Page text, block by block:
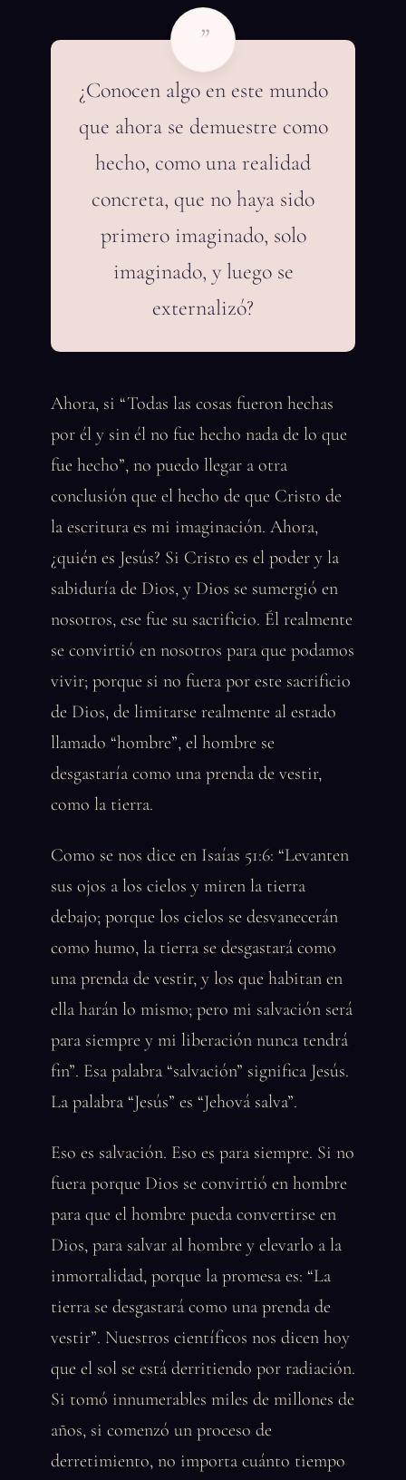
”
¿Conocen algo en este mundo
que ahora se demuestre como
hecho, como una realidad
concreta, que no haya sido
primero imaginado, solo
imaginado, y luego se
externalizó?
Ahora, si “Todas las cosas fueron hechas
por él y sin él no fue hecho nada de lo que
fue hecho”, no puedo llegar a otra
conclusión que el hecho de que Cristo de
la escritura es mi imaginación. Ahora,
¿quién es Jesús? Si Cristo es el poder y la
sabiduría de Dios, y Dios se sumergió en
nosotros, ese fue su sacrificio. Él realmente
se convirtió en nosotros para que podamos
vivir; porque si no fuera por este sacrificio
de Dios, de limitarse realmente al estado
llamado “hombre”, el hombre se
desgastaría como una prenda de vestir,
como la tierra.
Como se nos dice en Isaías 51:6: “Levanten
sus ojos a los cielos y miren la tierra
debajo; porque los cielos se desvanecerán
como humo, la tierra se desgastará como
una prenda de vestir, y los que habitan en
ella harán lo mismo; pero mi salvación será
para siempre y mi liberación nunca tendrá
fin”. Esa palabra “salvación” significa Jesús.
La palabra “Jesús” es “Jehová salva”.
Eso es salvación. Eso es para siempre. Si no
fuera porque Dios se convirtió en hombre
para que el hombre pueda convertirse en
Dios, para salvar al hombre y elevarlo a la
inmortalidad, porque la promesa es: “La
tierra se desgastará como una prenda de
vestir”. Nuestros científicos nos dicen hoy
que el sol se está derritiendo por radiación.
Si tomó innumerables miles de millones de
años, si comenzó un proceso de
derretimiento, no importa cuánto tiempo